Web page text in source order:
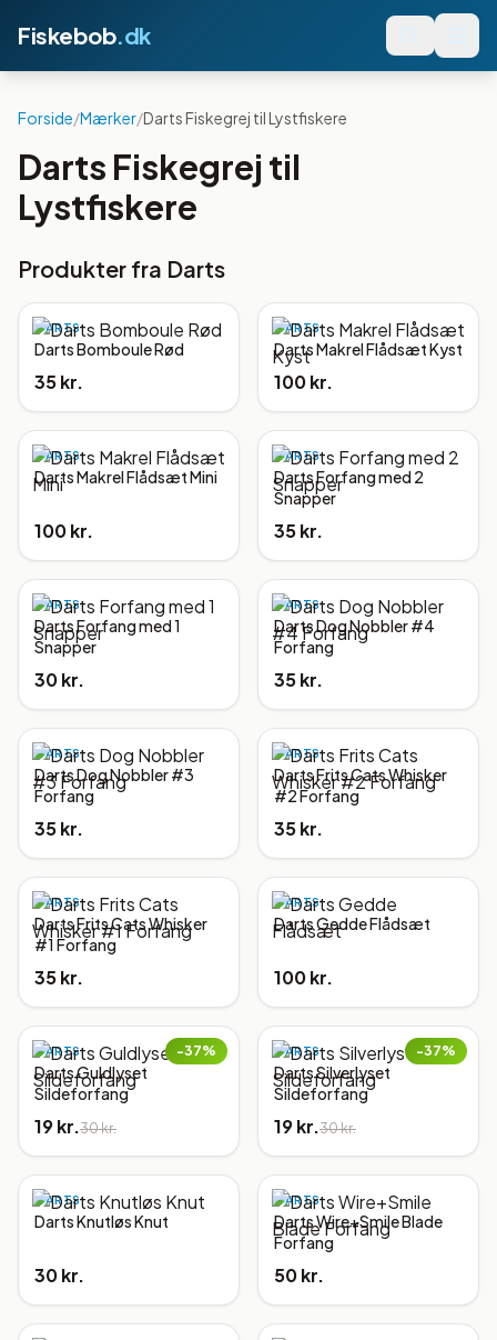
Fiskebob.dk
Forside/Mærker/Darts Fiskegrej til Lystfiskere
Darts Fiskegrej til
Lystfiskere
Produkter fra Darts
DARTS
Darts Bomboule Rød
35 kr.
DARTS
Darts Makrel Flådsæt Kyst
100 kr.
DARTS
Darts Makrel Flådsæt Mini
100 kr.
DARTS
Darts Forfang med 2
Snapper
35 kr.
DARTS
Darts Forfang med 1
Snapper
30 kr.
DARTS
Darts Dog Nobbler #4
Forfang
35 kr.
DARTS
Darts Dog Nobbler #3
Forfang
35 kr.
DARTS
Darts Frits Cats Whisker
#2 Forfang
35 kr.
DARTS
Darts Frits Cats Whisker
#1 Forfang
35 kr.
DARTS
Darts Gedde Flådsæt
100 kr.
−37%
DARTS
Darts Guldlyset
Sildeforfang
19 kr.30 kr.
−37%
DARTS
Darts Silverlyset
Sildeforfang
19 kr.30 kr.
DARTS
Darts Knutløs Knut
30 kr.
DARTS
Darts Wire+Smile Blade
Forfang
50 kr.